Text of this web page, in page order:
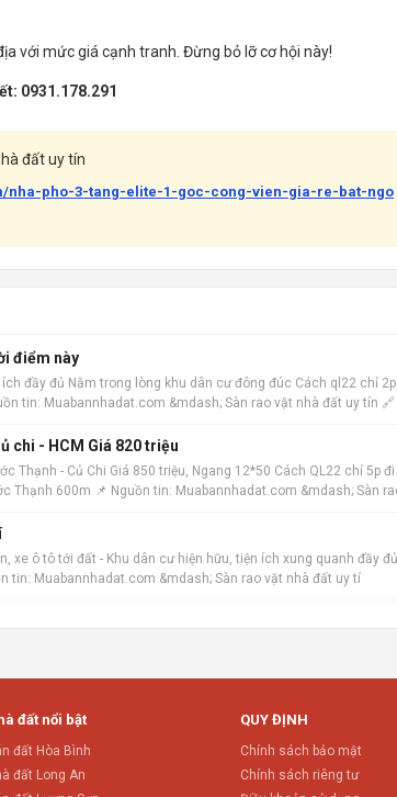
với mức giá cạnh tranh. Đừng bỏ lỡ cơ hội này!
0931.178.291
đất uy tín
nha-pho-3-tang-elite-1-goc-cong-vien-gia-re-bat-ngo
điểm này
đầy đủ Nằm trong lòng khu dân cư đông đúc Cách ql22 chỉ
tin: Muabannhadat.com &mdash; Sàn rao vặt nhà đất uy tín 🔗
chi - HCM Giá 820 triệu
Thạnh - Củ Chi Giá 850 triệu, Ngang 12*50 Cách QL22 chỉ 5p đi
Thạnh 600m 📌 Nguồn tin: Muabannhadat.com &mdash; Sàn
xe ô tô tới đất - Khu dân cư hiện hữu, tiện ích xung quanh đầy
tin: Muabannhadat.com &mdash; Sàn rao vặt nhà đất uy tí
đất nổi bật
đất Hòa Bình
đất Long An
QUY ĐỊNH
Chính sách bảo mật
Chính sách riêng tư